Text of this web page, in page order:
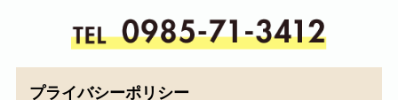
プライバシーポリシー